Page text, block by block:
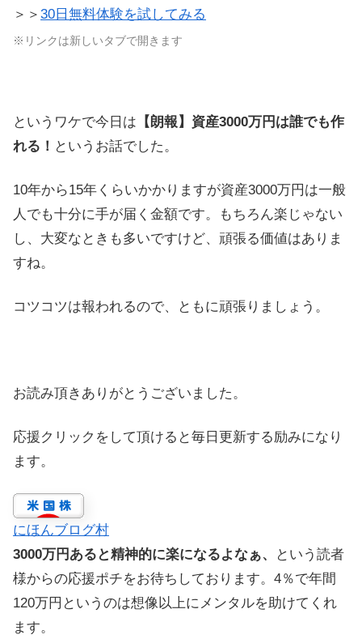
＞＞ 30日無料体験を試してみる
※リンクは新しいタブで開きます
というワケで今日は 【朗報】資産3000万円は誰でも作
れる！ というお話でした。
10年から15年くらいかかりますが資産3000万円は一般
人でも十分に手が届く金額です。もちろん楽じゃない
し、大変なときも多いですけど、頑張る価値はありま
すね。
コツコツは報われるので、ともに頑張りましょう。
お読み頂きありがとうございました。
応援クリックをして頂けると毎日更新する励みになり
ます。
にほんブログ村
3000万円あると精神的に楽になるよなぁ、
という読者
様からの応援ポチをお待ちしております。4％で年間
120万円というのは想像以上にメンタルを助けてくれ
ます。